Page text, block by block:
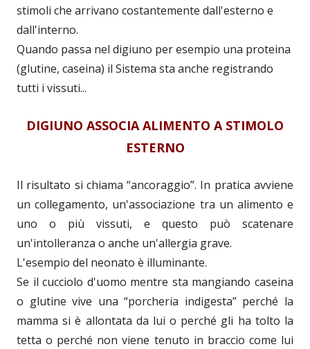
stimoli che arrivano costantemente dall'esterno e
dall'interno.
Quando passa nel digiuno per esempio una proteina
(glutine, caseina) il Sistema sta anche registrando
tutti i vissuti...
DIGIUNO ASSOCIA ALIMENTO A STIMOLO
ESTERNO
Il risultato si chiama “ancoraggio”. In pratica avviene
un collegamento, un'associazione tra un alimento e
uno o più vissuti, e questo può scatenare
un'intolleranza o anche un'allergia grave.
L'esempio del neonato è illuminante.
Se il cucciolo d'uomo mentre sta mangiando caseina
o glutine vive una “porcheria indigesta” perché la
mamma si è allontata da lui o perché gli ha tolto la
tetta o perché non viene tenuto in braccio come lui